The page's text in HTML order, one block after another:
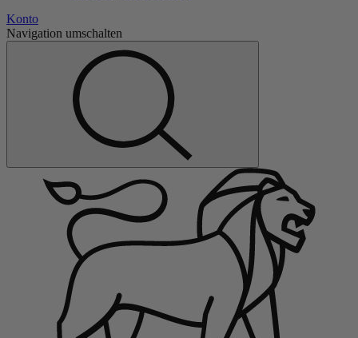
Konto
Navigation umschalten